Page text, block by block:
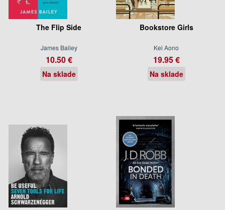
The Flip Side
James Bailey
10.50 €
Na sklade
Bookstore Girls
Kei Aono
19.95 €
Na sklade